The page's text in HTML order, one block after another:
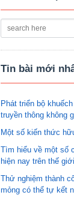
Tin bài mới
Phát triển bộ
truyền thông không
Một số kiến thức
Tìm hiểu về một số
hiện nay trên thế giới
Thử nghiệm thành
mỏng có thể tự kết